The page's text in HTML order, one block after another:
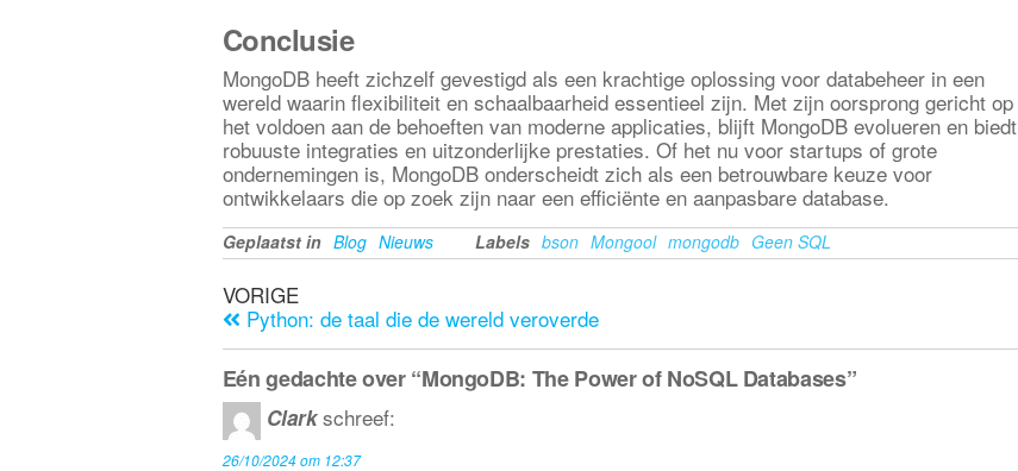
Conclusie
MongoDB heeft zichzelf gevestigd als een krachtige oplossing voor databeheer in een
wereld waarin flexibiliteit en schaalbaarheid essentieel zijn. Met zijn oorsprong gericht op
het voldoen aan de behoeften van moderne applicaties, blijft MongoDB evolueren en biedt
robuuste integraties en uitzonderlijke prestaties. Of het nu voor startups of grote
ondernemingen is, MongoDB onderscheidt zich als een betrouwbare keuze voor
ontwikkelaars die op zoek zijn naar een efficiënte en aanpasbare database.
Geplaatst in Blog Nieuws Labels bson Mongool mongodb Geen SQL
VORIGE
Python: de taal die de wereld veroverde
Eén gedachte over “MongoDB: The Power of NoSQL Databases”
Clark schreef:
26/10/2024 om 12:37